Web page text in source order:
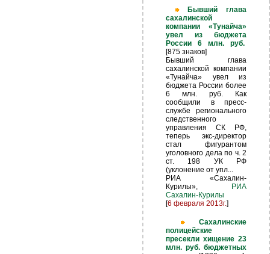
Бывший глава
сахалинской
компании «Тунайча»
увел из бюджета
России 6 млн. руб.
[875 знаков]
Бывший глава
сахалинской компании
«Тунайча» увел из
бюджета России более
6 млн. руб. Как
сообщили в пресс-
службе регионального
следственного
управления СК РФ,
теперь экс-директор
стал фигурантом
уголовного дела по ч. 2
ст. 198 УК РФ
(уклонение от упл...
РИА «Сахалин-
Курилы»,
РИА
Сахалин-Курилы
[6 февраля 2013г.]
Сахалинские
полицейские
пресекли хищение 23
млн. руб. бюджетных